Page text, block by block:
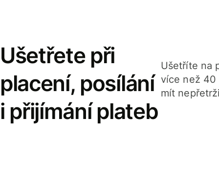
Ušetřete při
placení, posílání
i přijímání plateb
Ušetříte na
více než 40
mít